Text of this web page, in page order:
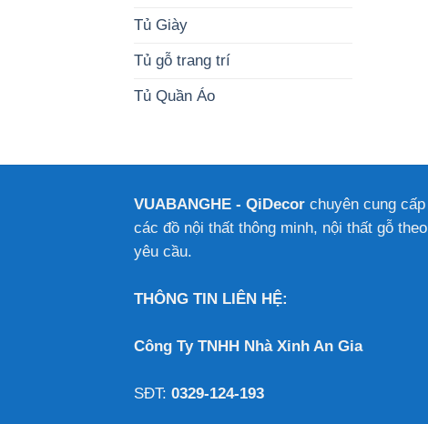
Tủ Giày
Tủ gỗ trang trí
Tủ Quần Áo
VUABANGHE - QiDecor chuyên cung cấp
các đồ nội thất thông minh, nội thất gỗ theo
yêu cầu.
THÔNG TIN LIÊN HỆ:
Công Ty TNHH Nhà Xinh An Gia
SĐT: 0329-124-193